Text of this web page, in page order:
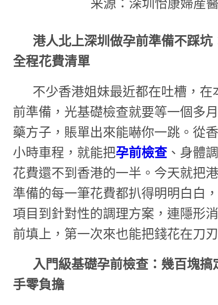
来源：深圳怡康婦産
港人北上深圳做孕前準備不踩坑
全程花費清單
不少香港姐妹最近都在吐槽，在
前準備，光基礎檢查就要等一個多
藥方子，賬單出來能嚇你一跳。從
小時車程，就能把孕前檢查 、身體
花費還不到香港的一半。今天就把
準備的每一筆花費都扒得明明白白
項目到針對性的調理方案，連隱形
前填上，第一次來也能把錢花在刀刃
入門級基礎孕前檢查：幾百塊搞
手零負擔